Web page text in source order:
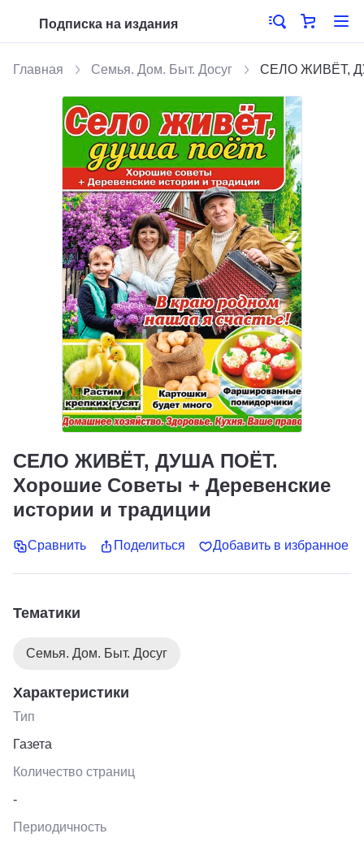
Подписка на издания
Главная Семья. Дом. Быт. Досуг СЕЛО ЖИВЁТ,
СЕЛО ЖИВЁТ, ДУША ПОЁТ.
Хорошие Советы + Деревенские
истории и традиции
Сравнить Поделиться Добавить в избранное
Тематики
Семья. Дом. Быт. Досуг
Характеристики
Тип
Газета
Количество страниц
-
Периодичность